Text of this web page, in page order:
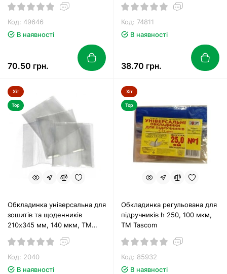
Код: 49646
В наявності
70.50 грн.
Код: 74811
В наявності
38.70 грн.
Хіт
Top
Обкладинка універсальна для
зошитів та щоденників
210х345 мм, 140 мкм, ТМ
Код: 2040
В наявності
Хіт
Top
Обкладинка регульована для
підручників h 250, 100 мкм,
ТМ Tascom
Код: 85932
В наявності